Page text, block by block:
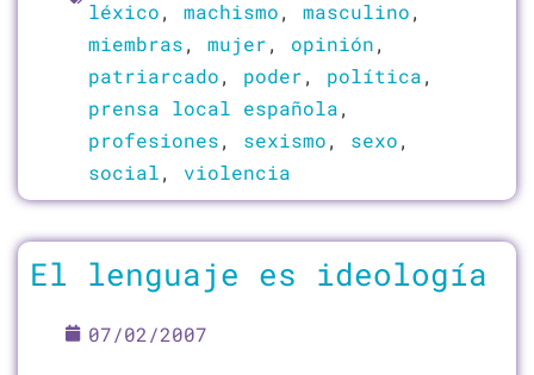
léxico, machismo, masculino,
miembras, mujer, opinión,
patriarcado, poder, política,
prensa local española,
profesiones, sexismo, sexo,
social, violencia
El lenguaje es ideología
07/02/2007